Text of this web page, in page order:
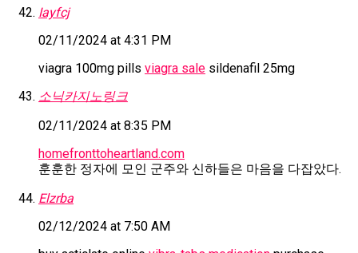
Iayfcj
02/11/2024 at 4:31 PM
viagra 100mg pills viagra sale sildenafil 25mg
소닉카지노링크
02/11/2024 at 8:35 PM
homefronttoheartland.com
훈훈한 정자에 모인 군주와 신하들은 마음을 다잡았다.
Elzrba
02/12/2024 at 7:50 AM